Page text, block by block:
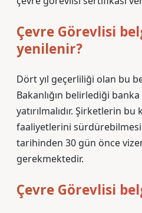
Çevre Görevlisi
yenilenir?
Dört yıl geçerliliği olan bu
Bakanlığın belirlediği
yatırılmalıdır. Şirketlerin
faaliyetlerini
tarihinden 30 gün önce
gerekmektedir.
Çevre Görevlisi